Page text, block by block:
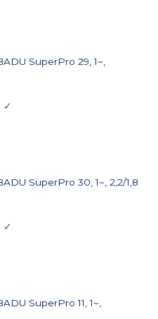
SuperPro 29, 1~,
✓
SuperPro 30, 1~, 2,2/1,8
✓
SuperPro 11, 1~,